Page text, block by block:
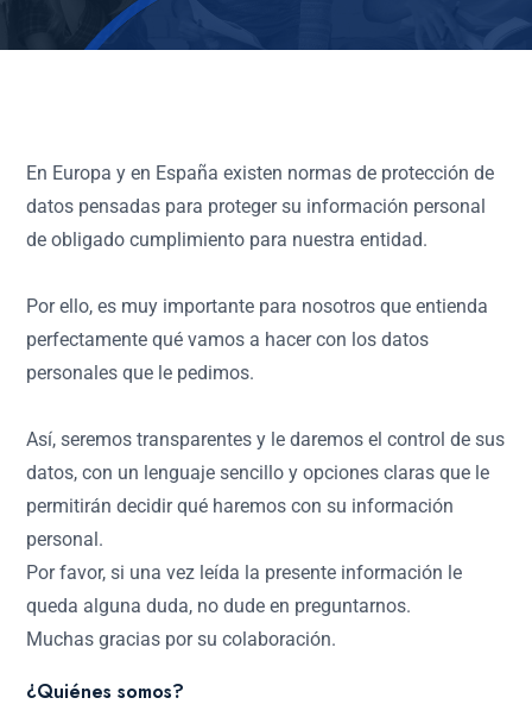
En Europa y en España existen normas de protección de
datos pensadas para proteger su información personal
de obligado cumplimiento para nuestra entidad.
Por ello, es muy importante para nosotros que entienda
perfectamente qué vamos a hacer con los datos
personales que le pedimos.
Así, seremos transparentes y le daremos el control de sus
datos, con un lenguaje sencillo y opciones claras que le
permitirán decidir qué haremos con su información
personal.
Por favor, si una vez leída la presente información le
queda alguna duda, no dude en preguntarnos.
Muchas gracias por su colaboración.
¿Quiénes somos?